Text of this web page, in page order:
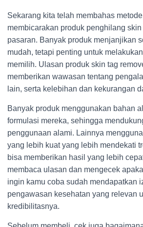
Sekarang kita telah membahas
membicarakan produk penghilang
pasaran. Banyak produk menjanjikan
mudah, tetapi penting untuk
memilih. Ulasan produk skin tag
memberikan wawasan tentang
lain, serta kelebihan dan kekurangan
Banyak produk menggunakan bahan
formulasi mereka, sehingga
penggunaan alami. Lainnya
yang lebih kuat yang lebih mendekati
bisa memberikan hasil yang lebih
membaca ulasan dan mengecek
ingin kamu coba sudah mendapatkan
pengawasan kesehatan yang relevan
kredibilitasnya.